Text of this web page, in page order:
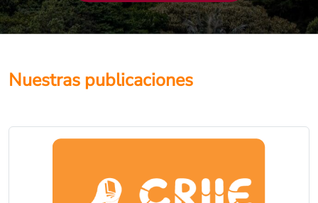
Nuestras publicaciones